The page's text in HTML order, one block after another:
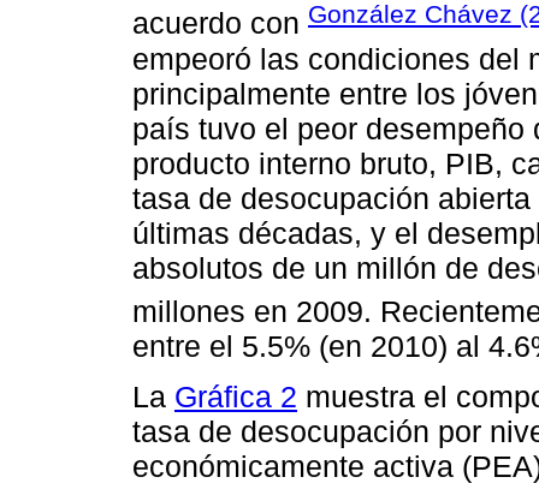
acuerdo con González Chávez
empeoró las condiciones del
principalmente entre los
país tuvo el peor
producto interno bruto, PIB,
tasa de desocupación
últimas décadas, y el
absolutos de un millón de
millones en 2009.
entre el 5.5% (en 2010) al
La Gráfica 2 muestra el
tasa de desocupación por
económicamente activa